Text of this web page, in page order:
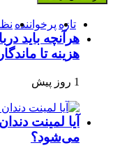
تازه پرخواننده
هرآنچه باید
هزینه تا
1 روز پیش
آیا لمینت
می‌شود؟